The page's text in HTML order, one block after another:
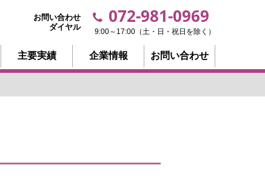
お問い合わせ
ダイヤル
072-981-0969
9:00～17:00（土・日・祝日を除く）
主要実績 企業情報 お問い合わせ